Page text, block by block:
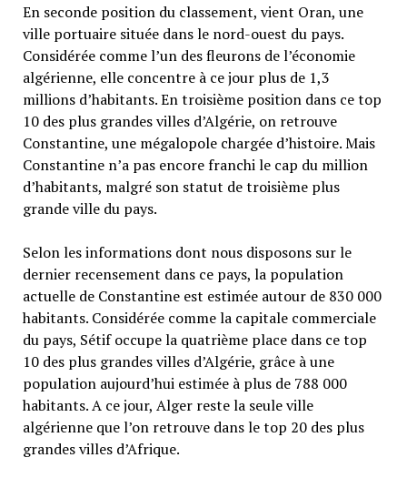
En seconde position du classement, vient Oran, une
ville portuaire située dans le nord-ouest du pays.
Considérée comme l’un des fleurons de l’économie
algérienne, elle concentre à ce jour plus de 1,3
millions d’habitants. En troisième position dans ce top
10 des plus grandes villes d’Algérie, on retrouve
Constantine, une mégalopole chargée d’histoire. Mais
Constantine n’a pas encore franchi le cap du million
d’habitants, malgré son statut de troisième plus
grande ville du pays.
Selon les informations dont nous disposons sur le
dernier recensement dans ce pays, la population
actuelle de Constantine est estimée autour de 830 000
habitants. Considérée comme la capitale commerciale
du pays, Sétif occupe la quatrième place dans ce top
10 des plus grandes villes d’Algérie, grâce à une
population aujourd’hui estimée à plus de 788 000
habitants. A ce jour, Alger reste la seule ville
algérienne que l’on retrouve dans le top 20 des plus
grandes villes d’Afrique.